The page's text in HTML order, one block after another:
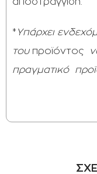
* Υπάρχει
του προϊόντος
πραγματικό